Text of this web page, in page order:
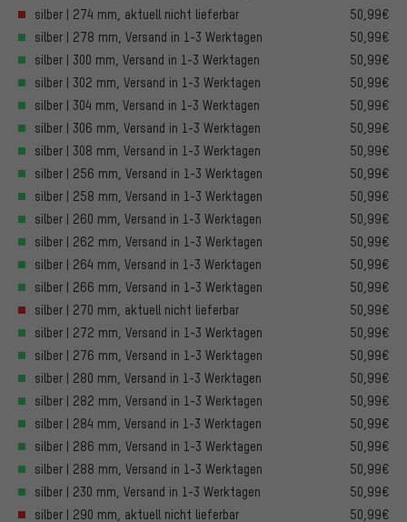
silber | 274 mm, aktuell nicht lieferbar
50,99€
silber | 278 mm, Versand in 1-3 Werktagen
50,99€
silber | 300 mm, Versand in 1-3 Werktagen
50,99€
silber | 302 mm, Versand in 1-3 Werktagen
50,99€
silber | 304 mm, Versand in 1-3 Werktagen
50,99€
silber | 306 mm, Versand in 1-3 Werktagen
50,99€
silber | 308 mm, Versand in 1-3 Werktagen
50,99€
silber | 256 mm, Versand in 1-3 Werktagen
50,99€
silber | 258 mm, Versand in 1-3 Werktagen
50,99€
silber | 260 mm, Versand in 1-3 Werktagen
50,99€
silber | 262 mm, Versand in 1-3 Werktagen
50,99€
silber | 264 mm, Versand in 1-3 Werktagen
50,99€
silber | 266 mm, Versand in 1-3 Werktagen
50,99€
silber | 270 mm, aktuell nicht lieferbar
50,99€
silber | 272 mm, Versand in 1-3 Werktagen
50,99€
silber | 276 mm, Versand in 1-3 Werktagen
50,99€
silber | 280 mm, Versand in 1-3 Werktagen
50,99€
silber | 282 mm, Versand in 1-3 Werktagen
50,99€
silber | 284 mm, Versand in 1-3 Werktagen
50,99€
silber | 286 mm, Versand in 1-3 Werktagen
50,99€
silber | 288 mm, Versand in 1-3 Werktagen
50,99€
silber | 230 mm, Versand in 1-3 Werktagen
50,99€
silber | 290 mm, aktuell nicht lieferbar
50,99€